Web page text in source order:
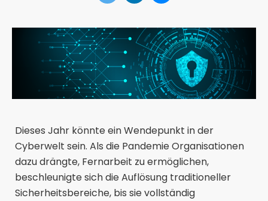
Dieses Jahr könnte ein Wendepunkt in der
Cyberwelt sein. Als die Pandemie Organisationen
dazu drängte, Fernarbeit zu ermöglichen,
beschleunigte sich die Auflösung traditioneller
Sicherheitsbereiche, bis sie vollständig